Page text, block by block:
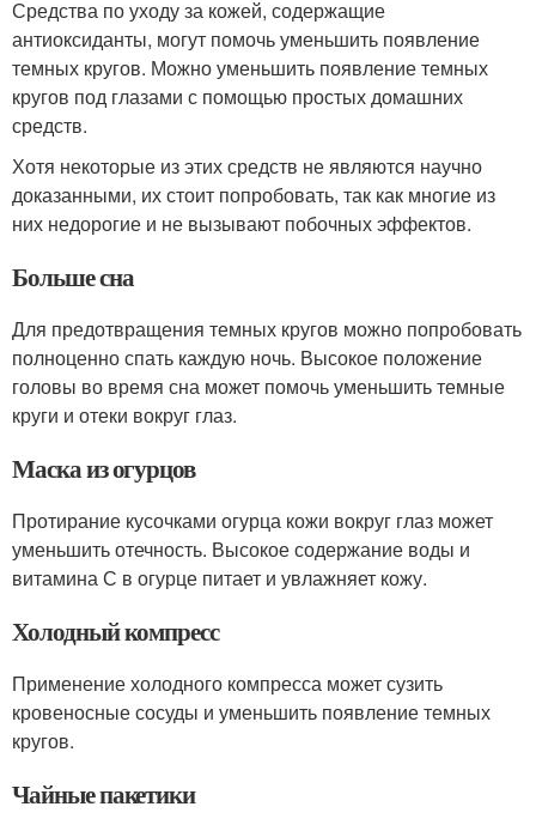
Средства по уходу за кожей, содержащие
антиоксиданты, могут помочь уменьшить появление
темных кругов. Можно уменьшить появление темных
кругов под глазами с помощью простых домашних
средств.
Хотя некоторые из этих средств не являются научно
доказанными, их стоит попробовать, так как многие из
них недорогие и не вызывают побочных эффектов.
Больше сна
Для предотвращения темных кругов можно попробовать
полноценно спать каждую ночь. Высокое положение
головы во время сна может помочь уменьшить темные
круги и отеки вокруг глаз.
Маска из огурцов
Протирание кусочками огурца кожи вокруг глаз может
уменьшить отечность. Высокое содержание воды и
витамина С в огурце питает и увлажняет кожу.
Холодный компресс
Применение холодного компресса может сузить
кровеносные сосуды и уменьшить появление темных
кругов.
Чайные пакетики